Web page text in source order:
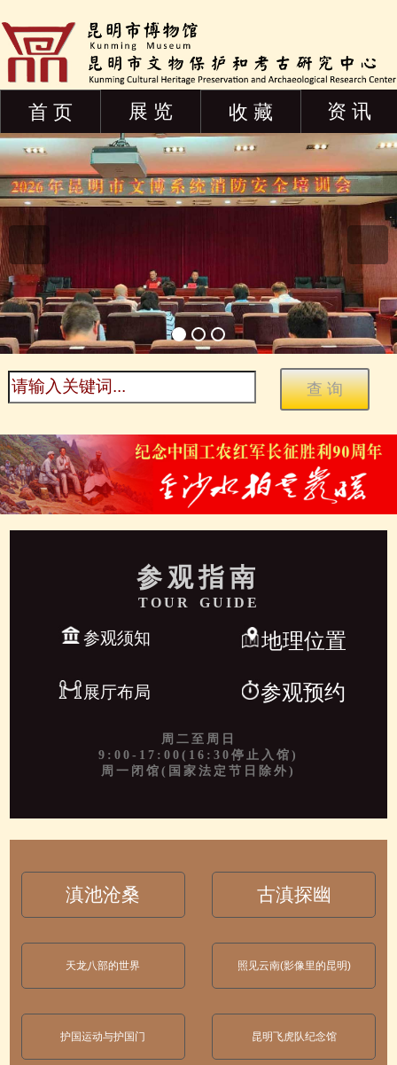
首 页 展 览 收 藏 资 讯
参观指南
TOUR GUIDE
参观须知 地理位置
展厅布局 参观预约
周二至周日
9:00-17:00(16:30停止入馆)
周一闭馆(国家法定节日除外)
滇池沧桑 古滇探幽
天龙八部的世界 照见云南(影像里的昆明)
护国运动与护国门 昆明飞虎队纪念馆